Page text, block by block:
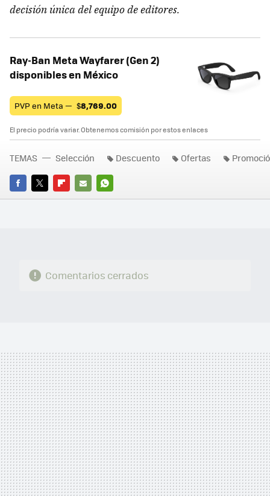
decisión única del equipo de editores.
Ray-Ban Meta Wayfarer (Gen 2)
disponibles en México
PVP en Meta — $8,769.00
El precio podría variar. Obtenemos comisión por estos enlaces
FACEBOOK
TWITTERFLIPBOARD
E-
WHATSAPP
TEMAS Selección Descuento Ofertas
Comentarios cerrados